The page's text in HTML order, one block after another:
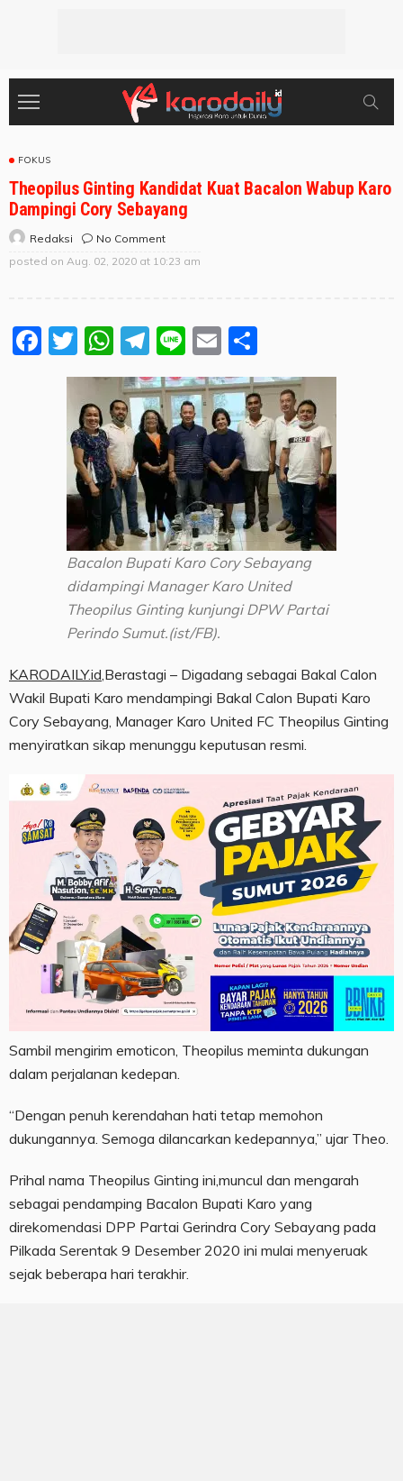
FOKUS
Theopilus Ginting Kandidat Kuat Bacalon Wabup Karo
Dampingi Cory Sebayang
Redaksi
No Comment
posted on Aug. 02, 2020 at 10:23 am
Facebook
Twitter
WhatsApp
Telegram
LineEmail
Bacalon Bupati Karo Cory Sebayang
didampingi Manager Karo United
Theopilus Ginting kunjungi DPW Partai
Perindo Sumut.(ist/FB).
KARODAILY.id ,Berastagi – Digadang sebagai Bakal Calon
Wakil Bupati Karo mendampingi Bakal Calon Bupati Karo
Cory Sebayang, Manager Karo United FC Theopilus Ginting
menyiratkan sikap menunggu keputusan resmi.
Sambil mengirim emoticon, Theopilus meminta dukungan
dalam perjalanan kedepan.
“Dengan penuh kerendahan hati tetap memohon
dukungannya. Semoga dilancarkan kedepannya,” ujar Theo.
Prihal nama Theopilus Ginting ini,muncul dan mengarah
sebagai pendamping Bacalon Bupati Karo yang
direkomendasi DPP Partai Gerindra Cory Sebayang pada
Pilkada Serentak 9 Desember 2020 ini mulai menyeruak
sejak beberapa hari terakhir.